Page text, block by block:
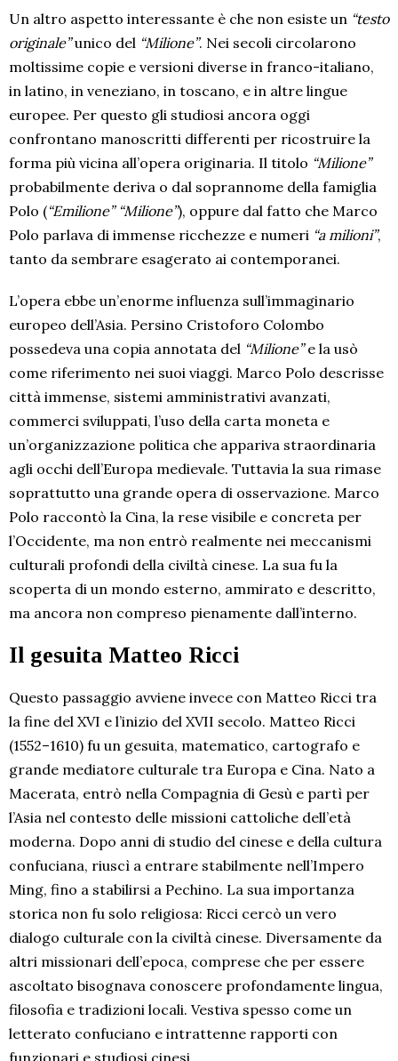
Un altro aspetto interessante è che non esiste un “testo
originale”unico del “Milione”. Nei secoli circolarono
moltissime copie e versioni diverse in franco-italiano,
in latino, in veneziano, in toscano, e in altre lingue
europee. Per questo gli studiosi ancora oggi
confrontano manoscritti differenti per ricostruire la
forma più vicina all’opera originaria. Il titolo “Milione”
probabilmente deriva o dal soprannome della famiglia
Polo (“Emilione” “Milione”), oppure dal fatto che Marco
Polo parlava di immense ricchezze e numeri “a milioni”,
tanto da sembrare esagerato ai contemporanei.
L’opera ebbe un’enorme influenza sull’immaginario
europeo dell’Asia. Persino Cristoforo Colombo
possedeva una copia annotata del “Milione”e la usò
come riferimento nei suoi viaggi. Marco Polo descrisse
città immense, sistemi amministrativi avanzati,
commerci sviluppati, l’uso della carta moneta e
un’organizzazione politica che appariva straordinaria
agli occhi dell’Europa medievale. Tuttavia la sua rimase
soprattutto una grande opera di osservazione. Marco
Polo raccontò la Cina, la rese visibile e concreta per
l’Occidente, ma non entrò realmente nei meccanismi
culturali profondi della civiltà cinese. La sua fu la
scoperta di un mondo esterno, ammirato e descritto,
ma ancora non compreso pienamente dall’interno.
Il gesuita Matteo Ricci
Questo passaggio avviene invece con Matteo Ricci tra
la fine del XVI e l’inizio del XVII secolo. Matteo Ricci
(1552–1610) fu un gesuita, matematico, cartografo e
grande mediatore culturale tra Europa e Cina. Nato a
Macerata, entrò nella Compagnia di Gesù e partì per
l’Asia nel contesto delle missioni cattoliche dell’età
moderna. Dopo anni di studio del cinese e della cultura
confuciana, riuscì a entrare stabilmente nell’Impero
Ming, fino a stabilirsi a Pechino. La sua importanza
storica non fu solo religiosa: Ricci cercò un vero
dialogo culturale con la civiltà cinese. Diversamente da
altri missionari dell’epoca, comprese che per essere
ascoltato bisognava conoscere profondamente lingua,
filosofia e tradizioni locali. Vestiva spesso come un
letterato confuciano e intrattenne rapporti con